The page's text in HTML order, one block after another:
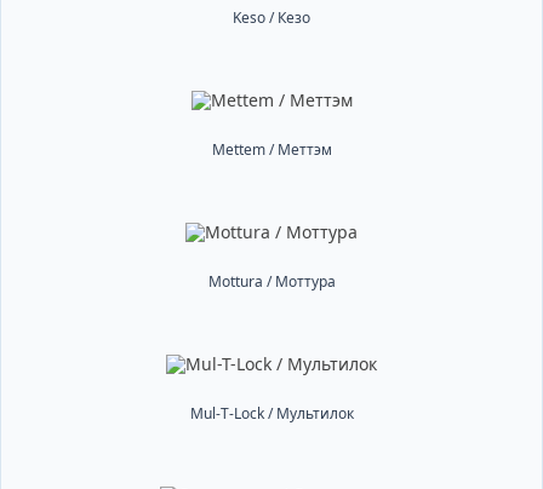
Keso / Кезо
Mettem / Меттэм
Mottura / Моттура
Mul-T-Lock / Мультилок